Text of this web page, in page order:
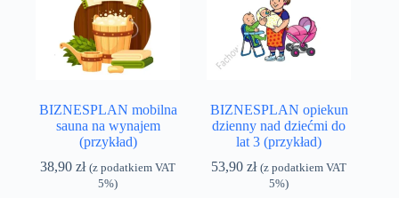
BIZNESPLAN mobilna
sauna na wynajem
(przykład)
38,90zł (z podatkiem VAT
5%)
BIZNESPLAN opiekun
dzienny nad dziećmi do
lat 3 (przykład)
53,90zł (z podatkiem VAT
5%)